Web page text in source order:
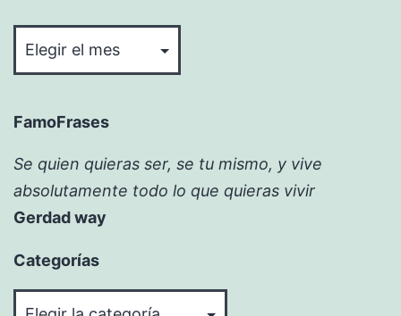
FamoFrases
Se quien quieras ser, se tu mismo, y vive
absolutamente todo lo que quieras vivir
Gerdad way
Categorías